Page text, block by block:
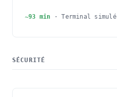
~93 min ·Terminal simulé
SÉCURITÉ